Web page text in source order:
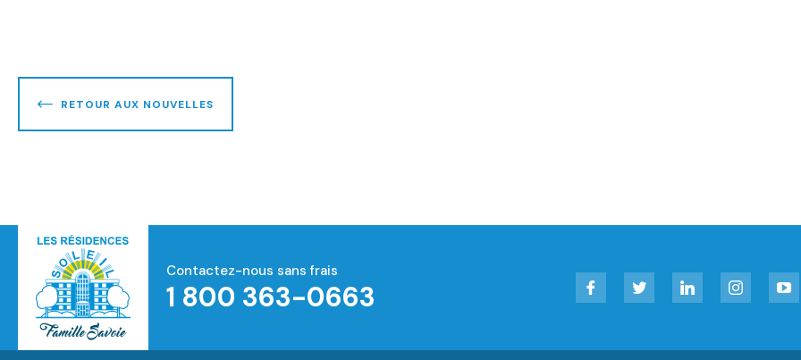
RETOUR AUX NOUVELLES
Accueil
Contactez-nous sans frais
1 800 363-0663
Facebook Twitter LinkedIn Instagram